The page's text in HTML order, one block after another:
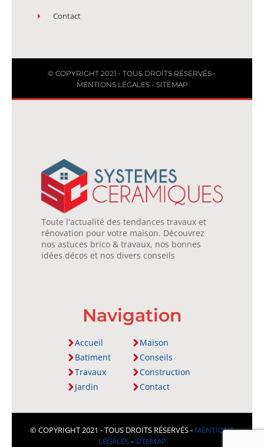
Contact
© COPYRIGHT 2021 - TOUS DROITS RÉSERVÉS -
MENTIONS LÉGALES- SITEMAP
Toute l'actualité des tendances travaux et
rénovation pour votre maison. Découvrez
nos astuces brico & travaux, nos bonnes
idées décos et nos divers conseils
Navigation
Accueil
Batiment
Travaux
Jardin
Maison
Conseils
Construction
Contact
© COPYRIGHT 2021 - TOUS DROITS RÉSERVÉS - MENTIONS
LÉGALES-SITEMAP